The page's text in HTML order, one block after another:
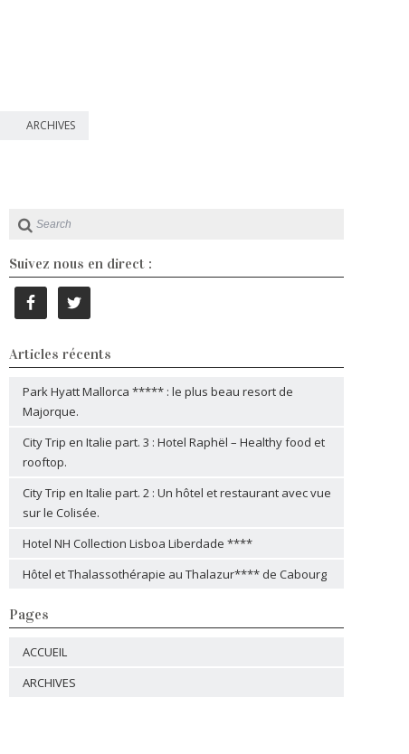
ARCHIVES
Suivez nous en direct :
Articles récents
Park Hyatt Mallorca ***** : le plus beau resort de
Majorque.
City Trip en Italie part. 3 : Hotel Raphël – Healthy food et
rooftop.
City Trip en Italie part. 2 : Un hôtel et restaurant avec vue
sur le Colisée.
Hotel NH Collection Lisboa Liberdade ****
Hôtel et Thalassothérapie au Thalazur**** de Cabourg
Pages
ACCUEIL
ARCHIVES